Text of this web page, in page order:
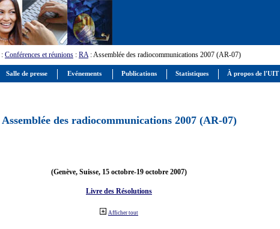
: Conférences et réunions : RA: Assemblée des radiocommunications 2007 (AR-07)
Assemblée des radiocommunications 2007 (AR-07)
(Genève, Suisse, 15 octobre-19 octobre 2007)
Livre des Résolutions
Afficher tout
Salle de presse Evénements Publications Statistiques À propos de l'UIT